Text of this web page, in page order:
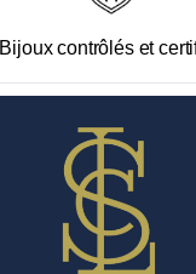
Bijoux contrôlés et